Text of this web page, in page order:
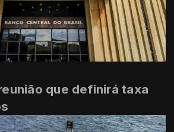
que definirá taxa